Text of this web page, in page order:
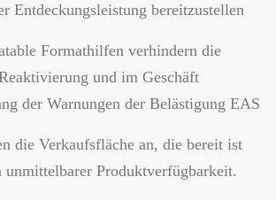
Entdeckungsleistung bereitzustellen
Formathilfen verhindern die
und im Geschäft
der Warnungen der Belästigung EAS
die Verkaufsfläche an, die bereit ist
unmittelbarer Produktverfügbarkeit.